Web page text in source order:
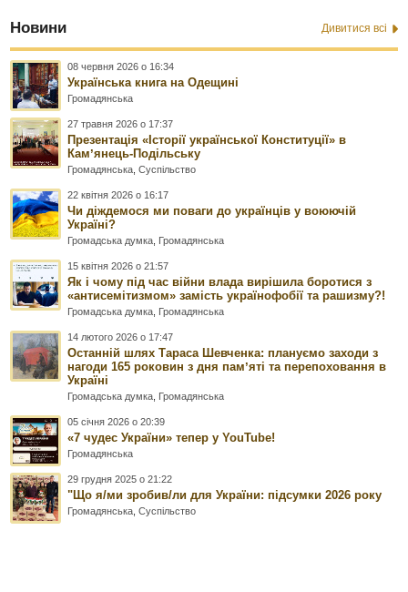
Новини Дивитися всі
08 червня 2026 о 16:34
Українська книга на Одещині
Громадянська
27 травня 2026 о 17:37
Презентація «Історії української Конституції» в
Камʼянець-Подільську
Громадянська ,Суспільство
22 квітня 2026 о 16:17
Чи діждемося ми поваги до українців у воюючій
Україні?
Громадська думка Громадянська
15 квітня 2026 о 21:57
Як і чому під час війни влада вирішила боротися з
«антисемітизмом» замість українофобії та рашизму?!
Громадська думка Громадянська
14 лютого 2026 о 17:47
Останній шлях Тараса Шевченка: плануємо заходи з
нагоди 165 роковин з дня памʼяті та перепоховання в
Україні
Громадська думка Громадянська
05 січня 2026 о 20:39
«7 чудес України» тепер у YouTube!
Громадянська
29 грудня 2025 о 21:22
"Що я/ми зробив/ли для України: підсумки 2026 року
Громадянська ,Суспільство